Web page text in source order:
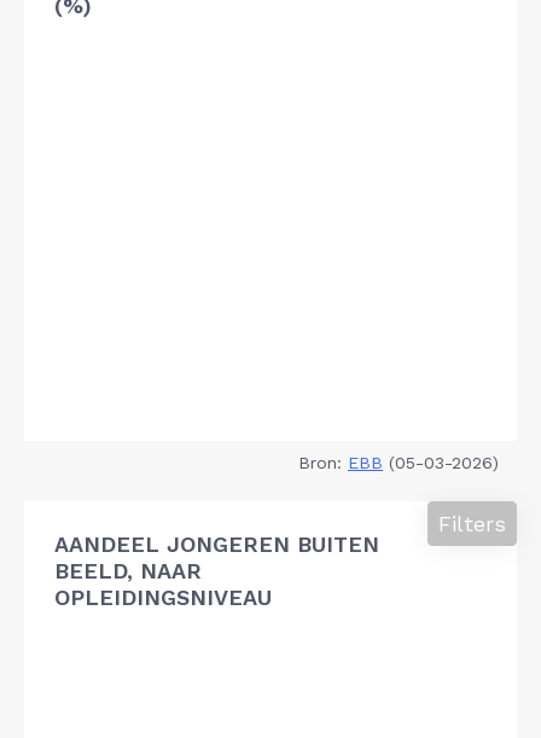
(%)
Bron: EBB (05-03-2026)
AANDEEL JONGEREN BUITEN
BEELD, NAAR
OPLEIDINGSNIVEAU
Filters